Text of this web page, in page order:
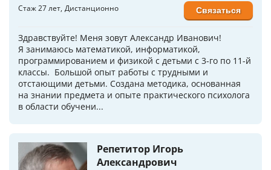
Стаж 27 лет Дистанционно
Здравствуйте! Меня зовут Александр Иванович!
Я занимаюсь математикой, информатикой,
программированием и физикой с детьми с 3-го по 11-й
классы. Большой опыт работы с трудными и
отстающими детьми. Создана методика, основанная
на знании предмета и опыте практического психолога
в области обучени...
Связаться
Репетитор Игорь
Александрович